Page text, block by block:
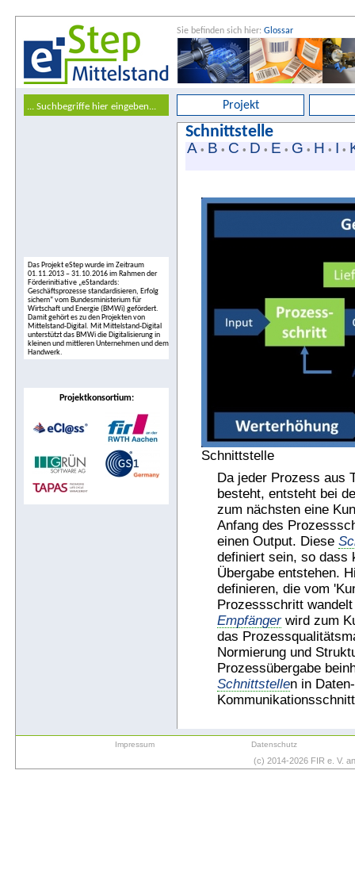
Sie befinden sich hier: Glossar
Projekt
Das Projekt eStep wurde im Zeitraum
01.11.2013 – 31.10.2016 im Rahmen der
Förderinitiative „eStandards:
Geschäftsprozesse standardisieren, Erfolg
sichern“ vom Bundesministerium für
Wirtschaft und Energie (BMWi) gefördert.
Damit gehört es zu den Projekten von
Mittelstand-Digital. Mit Mittelstand-Digital
unterstützt das BMWi die Digitalisierung in
kleinen und mittleren Unternehmen und dem
Handwerk.
Projektkonsortium:
Schnittstelle
A • B • C • D • E • G • H • I •
Schnittstelle
Da jeder Prozess aus
besteht, entsteht bei
zum nächsten eine
Anfang des
einen Output. Diese
definiert sein, so dass
Übergabe entstehen.
definieren, die vom
Prozessschritt
Empfängerwird zum
das
Normierung und
Prozessübergabe
Schnittstellen in
Impressum Datenschutz
(c) 2014-2026 FIR e. V.